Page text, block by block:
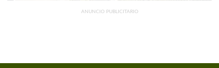
ANUNCIO PUBLICITARIO